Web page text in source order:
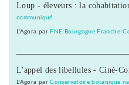
Loup - éleveurs : la
communiqué
L'Agora par FNE Bourgogne Franche-
L'appel des libellules - Ciné-
L'Agora parConservatoire botanique